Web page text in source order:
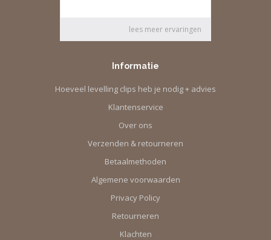
Informatie
Hoeveel levelling clips heb je nodig + advies
Klantenservice
Over ons
Verzenden & retourneren
Betaalmethoden
Algemene voorwaarden
Privacy Policy
Retourneren
Klachten